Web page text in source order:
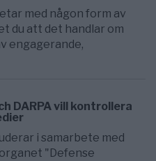
med någon form av
du att det handlar om
engagerande,
DARPA vill kontrollera
i samarbete med
"Defense